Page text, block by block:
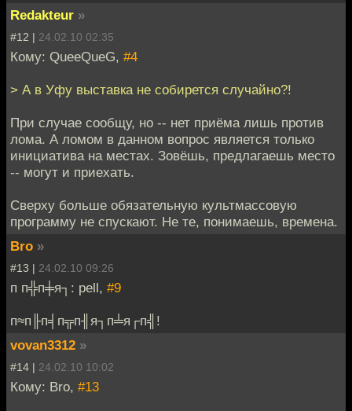
Redakteur »
#12 | 24.02.10 02:35
Кому: QueeQueG, #4
> А в Уфу выставка не собирется случайно?!
При случае сообщу, но -- нет приёма лишь против
лома. А ломом в данном вопрос является только
инициатива на местах. Зовёшь, предлагаешь место
-- могут и приехать.
Сверху больше обязательную культмассовую
программу не спускают. Не те, понимаешь, времена.
Bro »
#13 | 24.02.10 09:26
п п╬п╪я┐: pell, #9
п≈п╟п╡п╦п╢я┐п╧я┌п╣!
vovan3312 »
#14 | 24.02.10 10:02
Кому: Bro, #13